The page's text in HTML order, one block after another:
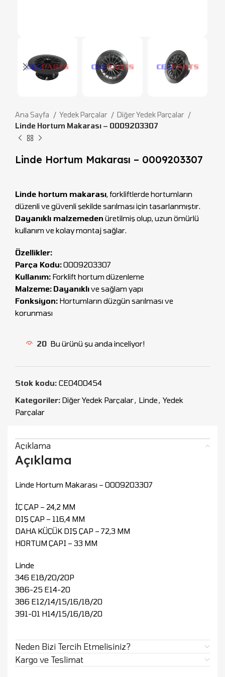
Ana Sayfa Yedek Parçalar
Diğer Yedek Parçalar
Linde Hortum Makarası – 0009203307
Linde Hortum Makarası – 0009203307
Linde hortum makarası, forkliftlerde hortumların
düzenli ve güvenli şekilde sarılması için tasarlanmıştır.
Dayanıklı malzemeden üretilmiş olup, uzun ömürlü
kullanım ve kolay montaj sağlar.
Özellikler:
Parça Kodu:0009203307
Kullanım: Forklift hortum düzenleme
Malzeme: Dayanıklıve sağlam yapı
Fonksiyon: Hortumların düzgün sarılması ve
korunması
20 Bu ürünü şu anda inceliyor!
Stok kodu: CEO400454
Kategoriler: Diğer Yedek Parçalar, Linde, Yedek
Parçalar
Açıklama
Açıklama
Linde Hortum Makarası – 0009203307
İÇ ÇAP – 24,2 MM
DIŞ ÇAP – 116,4 MM
DAHA KÜÇÜK DIŞ ÇAP – 72,3 MM
HORTUM ÇAPI – 33 MM
Linde
346 E18/20/20P
386-25 E14-20
386 E12/14/15/16/18/20
391-01 H14/15/16/18/20
Neden Bizi Tercih Etmelisiniz?
Kargo ve Teslimat